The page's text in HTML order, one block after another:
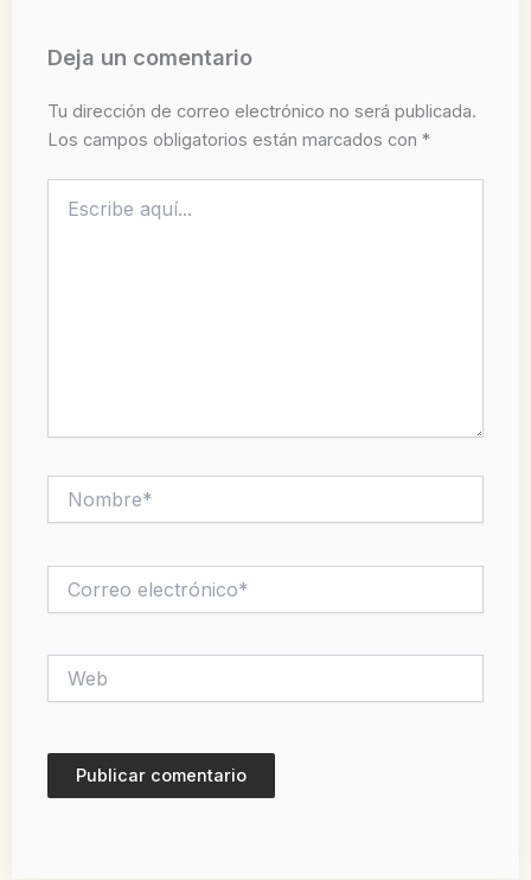
Deja un comentario
Tu dirección de correo electrónico no será publicada.
Los campos obligatorios están marcados con *
aquí...
electrónico*